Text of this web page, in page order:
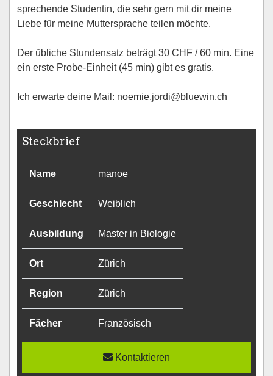
sprechende Studentin, die sehr gern mit dir meine
Liebe für meine Muttersprache teilen möchte.
Der übliche Stundensatz beträgt 30 CHF / 60 min. Eine
ein erste Probe-Einheit (45 min) gibt es gratis.
Ich erwarte deine Mail: noemie.jordi@bluewin.ch
Steckbrief
Name manoe
Geschlecht Weiblich
Ausbildung Master in Biologie
Ort Zürich
Region Zürich
Fächer Französisch
Kontaktieren